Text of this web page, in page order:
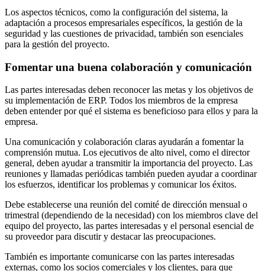
Los aspectos técnicos, como la configuración del sistema, la
adaptación a procesos empresariales específicos, la gestión de la
seguridad y las cuestiones de privacidad, también son esenciales
para la gestión del proyecto.
Fomentar una buena colaboración y comunicación
Las partes interesadas deben reconocer las metas y los objetivos de
su implementación de ERP. Todos los miembros de la empresa
deben entender por qué el sistema es beneficioso para ellos y para la
empresa.
Una comunicación y colaboración claras ayudarán a fomentar la
comprensión mutua. Los ejecutivos de alto nivel, como el director
general, deben ayudar a transmitir la importancia del proyecto. Las
reuniones y llamadas periódicas también pueden ayudar a coordinar
los esfuerzos, identificar los problemas y comunicar los éxitos.
Debe establecerse una reunión del comité de dirección mensual o
trimestral (dependiendo de la necesidad) con los miembros clave del
equipo del proyecto, las partes interesadas y el personal esencial de
su proveedor para discutir y destacar las preocupaciones.
También es importante comunicarse con las partes interesadas
externas, como los socios comerciales y los clientes, para que